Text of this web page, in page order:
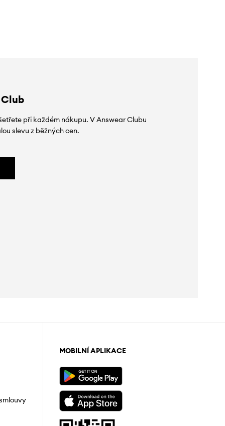
při každém nákupu. V Answear Clubu
slevu z běžných cen.
MOBILNÍ APLIKACE